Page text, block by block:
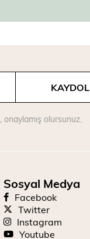
KAYDOL
onaylamış olursunuz.
Sosyal Medya
Facebook
Twitter
Instagram
Youtube